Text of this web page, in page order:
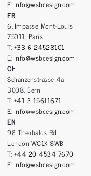
E: info@wsbdesign.com
FR
6, Impasse Mont-Louis
75011, Paris
T: +33 6 24528101
E: info@wsbdesign.com
CH
Schanzenstrasse 4a
3008, Bern
T: +41 3 15611671
E: info@wsbdesign.com
EN
98 Theobalds Rd
London WC1X 8WB
T: +44 20 4534 7670
E: info@wsbdesign.com